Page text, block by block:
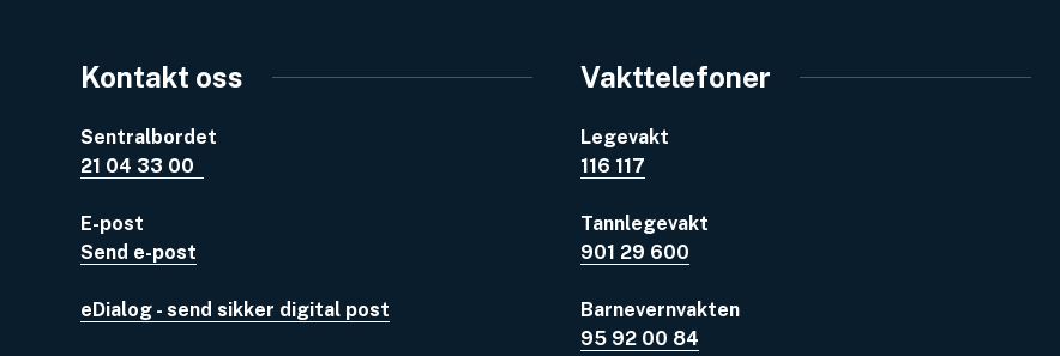
Kontakt oss
Sentralbordet
21 04 33 00
E-post
Send e-post
eDialog - send sikker digital post
Vakttelefoner
Legevakt
116 117
Tannlegevakt
901 29 600
Barnevernvakten
95 92 00 84